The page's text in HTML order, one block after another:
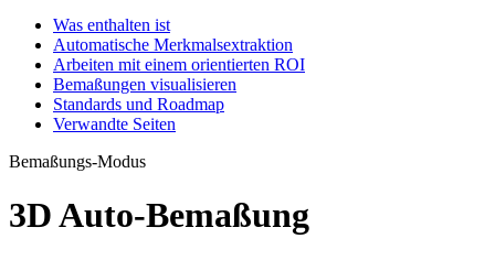
Was enthalten ist
Automatische Merkmalsextraktion
Arbeiten mit einem orientierten ROI
Bemaßungen visualisieren
Standards und Roadmap
Verwandte Seiten
Bemaßungs-Modus
3D Auto-Bemaßung